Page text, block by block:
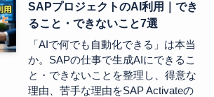
SAPプロジェクトのAI利用｜でき
ること・できないこと7選
「AIで何でも自動化できる」は本当
か。SAPの仕事で生成AIにできるこ
と・できないことを整理し、得意な
理由、苦手な理由をSAP Activateの